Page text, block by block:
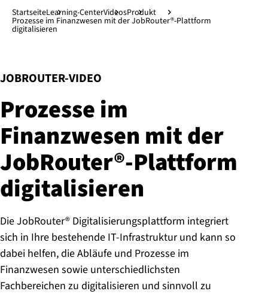
Direkt zum Hauptinhalt↓
StartseiteLearning-CenterVideosProdukt
Prozesse im Finanzwesen mit der JobRouter®-Plattform
digitalisieren
JOBROUTER-VIDEO
:
Prozesse im
Finanzwesen mit der
JobRouter®-Platt­form
di­gi­ta­li­sie­ren
Die JobRouter® Digitalisierungsplattform integriert
sich in Ihre bestehende IT-Infrastruktur und kann so
dabei helfen, die Abläufe und Prozesse im
Finanzwesen sowie unterschiedlichsten
Fachbereichen zu digitalisieren und sinnvoll zu